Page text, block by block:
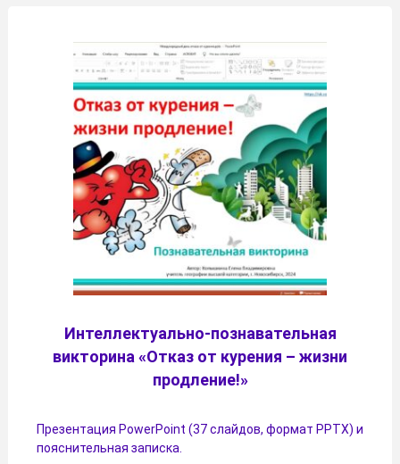
Интеллектуально-познавательная
викторина «Отказ от курения – жизни
продление!»
Презентация PowerPoint (37 слайдов, формат PPTX) и
пояснительная записка.